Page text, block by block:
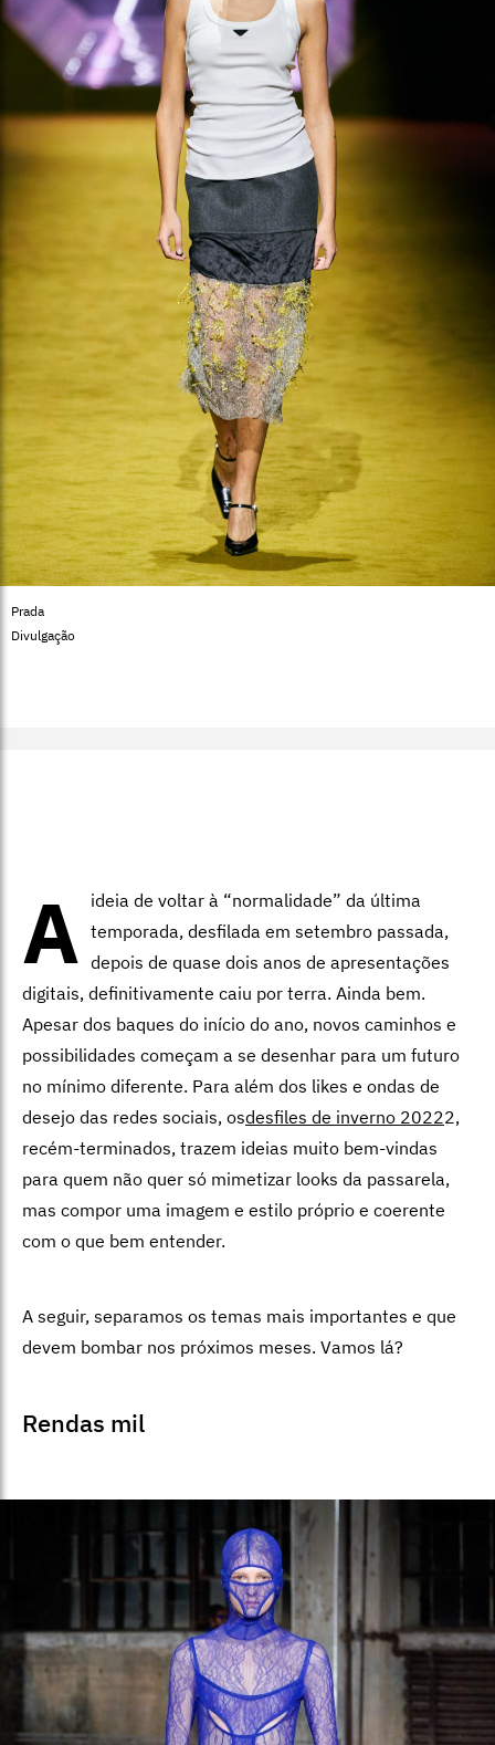
Prada
Divulgação
A ideia de voltar à “normalidade” da última
temporada, desfilada em setembro passada,
depois de quase dois anos de apresentações
digitais, definitivamente caiu por terra. Ainda bem.
Apesar dos baques do início do ano, novos caminhos e
possibilidades começam a se desenhar para um futuro
no mínimo diferente. Para além dos likes e ondas de
desejo das redes sociais, osdesfiles de inverno 20222,
recém-terminados, trazem ideias muito bem-vindas
para quem não quer só mimetizar looks da passarela,
mas compor uma imagem e estilo próprio e coerente
com o que bem entender.
A seguir, separamos os temas mais importantes e que
devem bombar nos próximos meses. Vamos lá?
Rendas mil